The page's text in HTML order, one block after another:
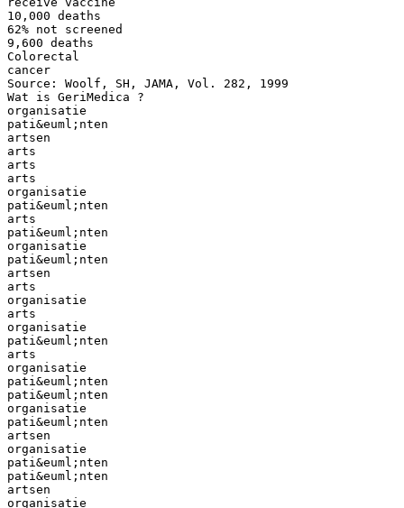
10,000 deaths
62% not screened
9,600 deaths
Colorectal
cancer
Source: Woolf, SH, JAMA, Vol. 282, 1999
Wat is GeriMedica ?
organisatie
pati&euml;nten
artsen
arts
arts
arts
organisatie
pati&euml;nten
arts
pati&euml;nten
organisatie
pati&euml;nten
artsen
arts
organisatie
arts
organisatie
pati&euml;nten
arts
organisatie
pati&euml;nten
pati&euml;nten
organisatie
pati&euml;nten
artsen
organisatie
pati&euml;nten
pati&euml;nten
artsen
organisatie